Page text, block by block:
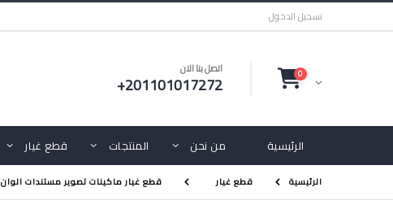
تسجيل الدخول
اتصل بنا الان
+201101017272 0
الرئيسية من نحن المنتجات قطع غيار
الرئيسية قطع غيار قطع غيار ماكينات تصوير مستندات الوان